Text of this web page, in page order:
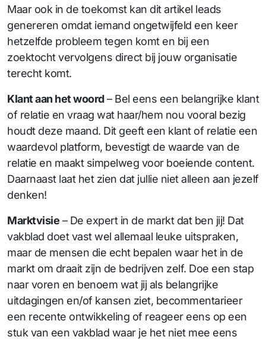
Maar ook in de toekomst kan dit artikel leads
genereren omdat iemand ongetwijfeld een keer
hetzelfde probleem tegen komt en bij een
zoektocht vervolgens direct bij jouw organisatie
terecht komt.
Klant aan het woord– Bel eens een belangrijke klant
of relatie en vraag wat haar/hem nou vooral bezig
houdt deze maand. Dit geeft een klant of relatie een
waardevol platform, bevestigt de waarde van de
relatie en maakt simpelweg voor boeiende content.
Daarnaast laat het zien dat jullie niet alleen aan jezelf
denken!
Marktvisie – De expert in de markt dat ben jij! Dat
vakblad doet vast wel allemaal leuke uitspraken,
maar de mensen die echt bepalen waar het in de
markt om draait zijn de bedrijven zelf. Doe een stap
naar voren en benoem wat jij als belangrijke
uitdagingen en/of kansen ziet, becommentarieer
een recente ontwikkeling of reageer eens op een
stuk van een vakblad waar je het niet mee eens